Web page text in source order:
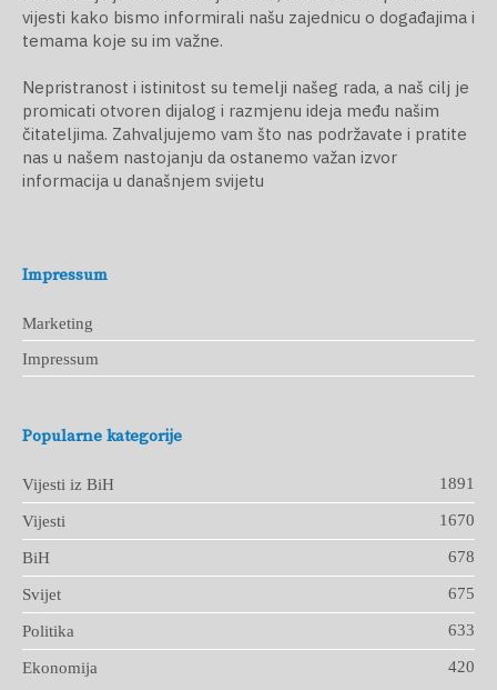
vijesti kako bismo informirali našu zajednicu o događajima i
temama koje su im važne.
Nepristranost i istinitost su temelji našeg rada, a naš cilj je
promicati otvoren dijalog i razmjenu ideja među našim
čitateljima. Zahvaljujemo vam što nas podržavate i pratite
nas u našem nastojanju da ostanemo važan izvor
informacija u današnjem svijetu
Impressum
Marketing
Impressum
Popularne kategorije
Vijesti iz BiH 1891
Vijesti 1670
BiH 678
Svijet 675
Politika 633
Ekonomija 420